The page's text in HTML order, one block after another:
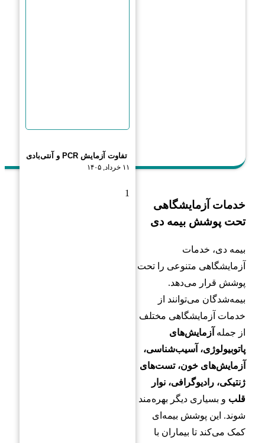
خدمات آزمایشگاهی
تحت پوشش بیمه دی
بیمه دی، خدمات
آزمایشگاهی متنوعی را تحت
پوشش قرار می‌دهد.
بیمه‌شدگان می‌توانند از
خدمات آزمایشگاهی مختلف
از جمله آزمایش‌های
پاتوبیولوژی، آسیب‌شناسی،
آزمایش‌های خون، تست‌های
ژنتیکی، رادیوگرافی، نوار
قلب و بسیاری دیگر بهره‌مند
شوند. این پوشش بیمه‌ای
کمک می‌کند تا بیماران با
تفاوت آزمایش PCR و آنتی‌بادی
۱۱ خرداد, ۱۴۰۵